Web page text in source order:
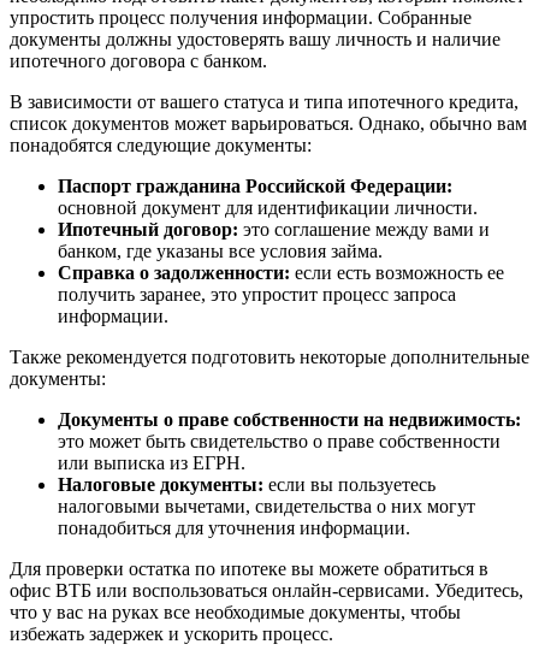
упростить процесс получения информации. Собранные
документы должны удостоверять вашу личность и наличие
ипотечного договора с банком.
В зависимости от вашего статуса и типа ипотечного кредита,
список документов может варьироваться. Однако, обычно вам
понадобятся следующие документы:
Паспорт гражданина Российской Федерации:
основной документ для идентификации личности.
Ипотечный договор: это соглашение между вами и
банком, где указаны все условия займа.
Справка о задолженности: если есть возможность ее
получить заранее, это упростит процесс запроса
информации.
Также рекомендуется подготовить некоторые дополнительные
документы:
Документы о праве собственности на недвижимость:
это может быть свидетельство о праве собственности
или выписка из ЕГРН.
Налоговые документы: если вы пользуетесь
налоговыми вычетами, свидетельства о них могут
понадобиться для уточнения информации.
Для проверки остатка по ипотеке вы можете обратиться в
офис ВТБ или воспользоваться онлайн-сервисами. Убедитесь,
что у вас на руках все необходимые документы, чтобы
избежать задержек и ускорить процесс.